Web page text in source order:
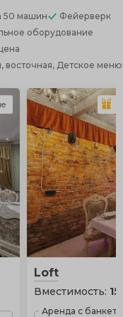
50 машин
Фейерверк
оборудование
восточная, Детское меню
Loft
Вместимость:
Аренда с